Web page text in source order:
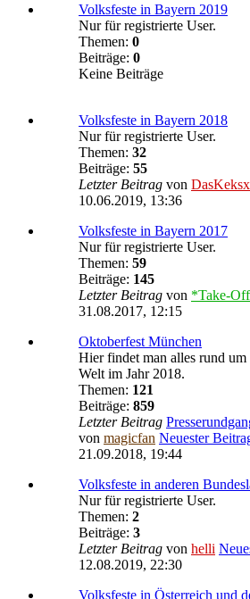
Volksfeste in Bayern 2019
Nur für registrierte User.
Themen: 0
Beiträge: 0
Keine Beiträge
Volksfeste in Bayern 2018
Nur für registrierte User.
Themen: 32
Beiträge: 55
Letzter Beitrag von
10.06.2019, 13:36
Volksfeste in Bayern 2017
Nur für registrierte User.
Themen: 59
Beiträge: 145
Letzter Beitrag von *Take-
31.08.2017, 12:15
Oktoberfest München
Hier findet man alles rund
Welt im Jahr 2018.
Themen: 121
Beiträge: 859
Letzter Beitrag
von magicfan Neuester
21.09.2018, 19:44
Volksfeste in anderen
Nur für registrierte User.
Themen: 2
Beiträge: 3
Letzter Beitrag von helli
12.08.2019, 22:30
Volksfeste in Österreich und